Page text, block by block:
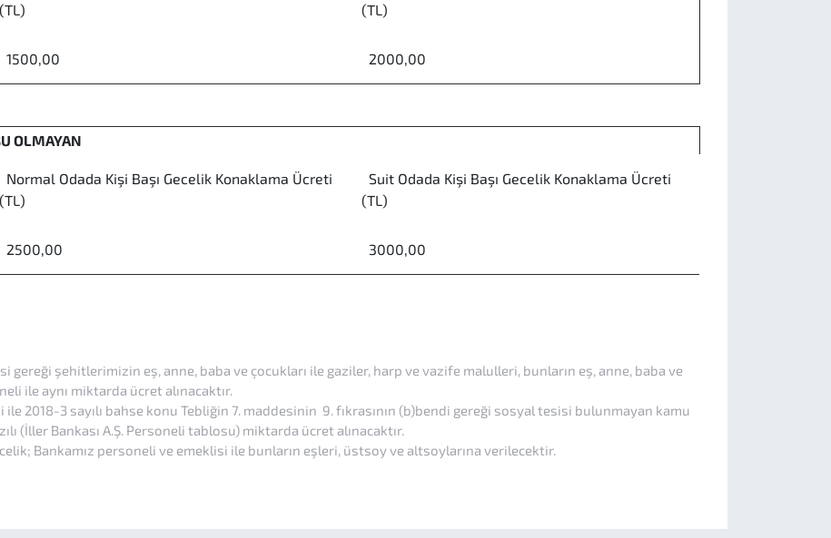
(TL)
(TL)
1500,00 2000,00
OLMAYAN
Normal Odada Kişi Başı Gecelik Konaklama Ücreti
(TL)
Suit Odada Kişi Başı Gecelik Konaklama Ücreti
(TL)
2500,00 3000,00
gereği şehitlerimizin eş, anne, baba ve çocukları ile gaziler, harp ve vazife malulleri, bunların eş, anne, baba ve
ile aynı miktarda ücret alınacaktır.
ile 2018-3 sayılı bahse konu Tebliğin 7. maddesinin 9. fıkrasının (b)bendi gereği sosyal tesisi bulunmayan kamu
(İller Bankası A.Ş. Personeli tablosu) miktarda ücret alınacaktır.
Bankamız personeli ve emeklisi ile bunların eşleri, üstsoy ve altsoylarına verilecektir.